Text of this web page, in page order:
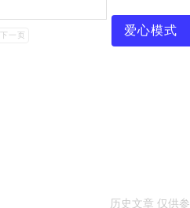
下一页 爱心模式